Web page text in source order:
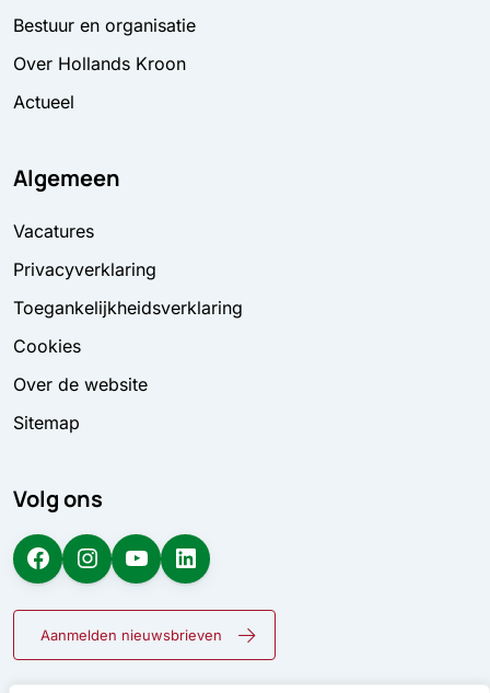
Bestuur en organisatie
Over Hollands Kroon
Actueel
Algemeen
Vacatures
Privacyverklaring
Toegankelijkheidsverklaring
Cookies
Over de website
Sitemap
Volg ons
Facebook Instagram YouTube LinkedIn
Aanmelden nieuwsbrieven